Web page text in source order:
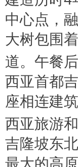
中心点，
大树包围
道。午餐
西亚首都
座相连建
西亚旅游
吉隆坡东
最大的高